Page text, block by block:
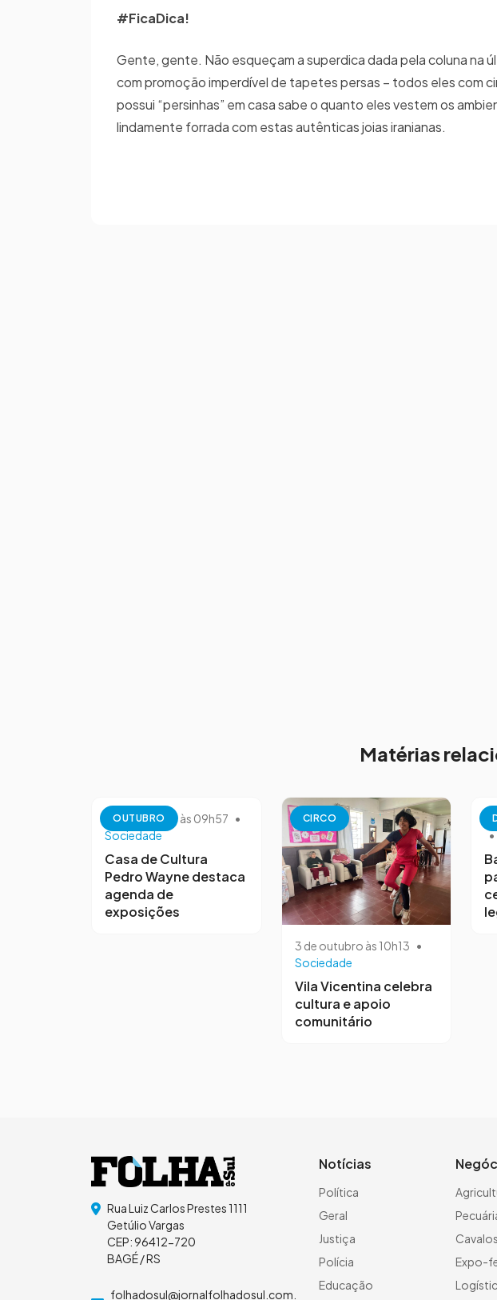
#FicaDica!
Gente, gente. Não esqueçam a superdica dada pela coluna na
com promoção imperdível de tapetes persas – todos eles com
possui “persinhas” em casa sabe o quanto eles vestem os
lindamente forrada com estas autênticas joias iranianas.
Matérias
OUTUBRO
13 de outubro às 09h57 •
Sociedade
Casa de Cultura
Pedro Wayne destaca
agenda de
exposições
CIRCO
3 de outubro às 10h13 •
Sociedade
Vila Vicentina celebra
cultura e apoio
comunitário
•
Rua Luiz Carlos Prestes 1111
Getúlio Vargas
CEP: 96412-720
BAGÉ / RS
folhadosul@jornalfolhadosul.com.
Notícias
Política
Geral
Justiça
Polícia
Educação
Cavalos
Expo-